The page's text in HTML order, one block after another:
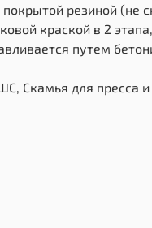
резиной (не
краской в 2
путем
Скамья для пресса